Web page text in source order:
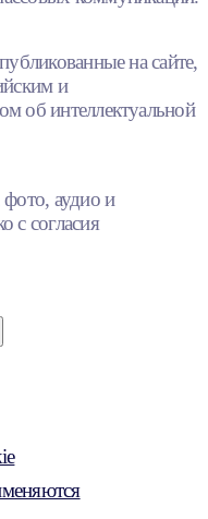
на сайте,
и
об интеллектуальной
аудио и
с согласия